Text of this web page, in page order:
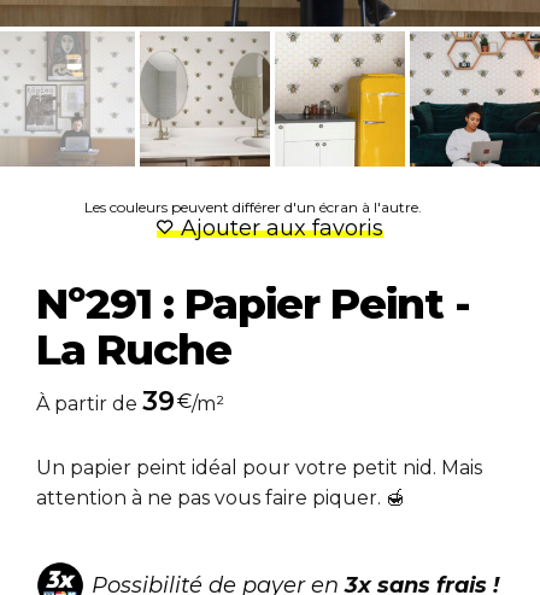
Les couleurs peuvent différer d'un écran à l'autre.
Ajouter aux favoris
Nº291 : Papier Peint -
La Ruche
À partir de 39€/m²
Un papier peint idéal pour votre petit nid. Mais
attention à ne pas vous faire piquer. 🍯
Possibilité de payer en3x sans frais !